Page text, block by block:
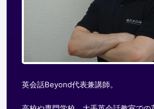
英会話Beyond代表兼講師。